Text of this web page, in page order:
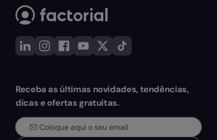
Receba as últimas novidades, tendências,
dicas e ofertas gratuitas.